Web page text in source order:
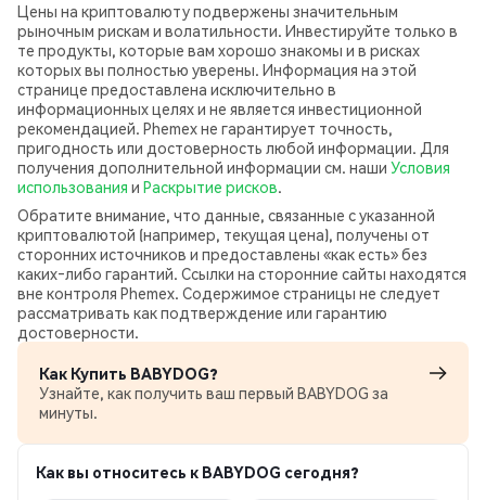
Цены на криптовалюту подвержены значительным
рыночным рискам и волатильности. Инвестируйте только в
те продукты, которые вам хорошо знакомы и в рисках
которых вы полностью уверены. Информация на этой
странице предоставлена исключительно в
информационных целях и не является инвестиционной
рекомендацией. Phemex не гарантирует точность,
пригодность или достоверность любой информации. Для
получения дополнительной информации см. наши Условия
использования и Раскрытие рисков.
Обратите внимание, что данные, связанные с указанной
криптовалютой (например, текущая цена), получены от
сторонних источников и предоставлены «как есть» без
каких‑либо гарантий. Ссылки на сторонние сайты находятся
вне контроля Phemex. Содержимое страницы не следует
рассматривать как подтверждение или гарантию
достоверности.
Как Купить BABYDOG?
Узнайте, как получить ваш первый BABYDOG за
минуты.
Как вы относитесь к BABYDOG сегодня?